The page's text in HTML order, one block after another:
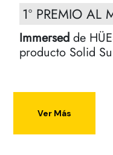
1º PREMIO AL
Immersed de
producto Solid
Ver Más